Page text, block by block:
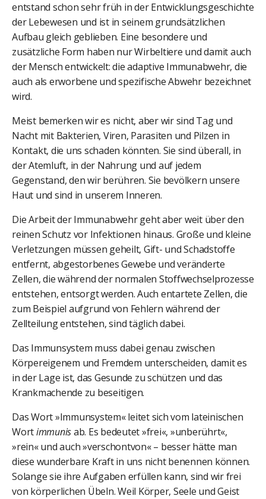
entstand schon sehr früh in der Entwicklungsgeschichte
der Lebewesen und ist in seinem grundsätzlichen
Aufbau gleich geblieben. Eine besondere und
zusätzliche Form haben nur Wirbeltiere und damit auch
der Mensch entwickelt: die adaptive Immunabwehr, die
auch als erworbene und spezifische Abwehr bezeichnet
wird.
Meist bemerken wir es nicht, aber wir sind Tag und
Nacht mit Bakterien, Viren, Parasiten und Pilzen in
Kontakt, die uns schaden könnten. Sie sind überall, in
der Atemluft, in der Nahrung und auf jedem
Gegenstand, den wir berühren. Sie bevölkern unsere
Haut und sind in unserem Inneren.
Die Arbeit der Immunabwehr geht aber weit über den
reinen Schutz vor Infektionen hinaus. Große und kleine
Verletzungen müssen geheilt, Gift- und Schadstoffe
entfernt, abgestorbenes Gewebe und veränderte
Zellen, die während der normalen Stoffwechselprozesse
entstehen, entsorgt werden. Auch entartete Zellen, die
zum Beispiel aufgrund von Fehlern während der
Zellteilung entstehen, sind täglich dabei.
Das Immunsystem muss dabei genau zwischen
Körpereigenem und Fremdem unterscheiden, damit es
in der Lage ist, das Gesunde zu schützen und das
Krankmachende zu beseitigen.
Das Wort »Immunsystem« leitet sich vom lateinischen
Wortimmunisab. Es bedeutet »frei«, »unberührt«,
»rein« und auch »verschontvon« – besser hätte man
diese wunderbare Kraft in uns nicht benennen können.
Solange sie ihre Aufgaben erfüllen kann, sind wir frei
von körperlichen Übeln. Weil Körper, Seele und Geist